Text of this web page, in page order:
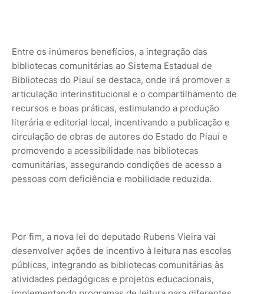
Entre os inúmeros benefícios, a integração das
bibliotecas comunitárias ao Sistema Estadual de
Bibliotecas do Piauí se destaca, onde irá promover a
articulação interinstitucional e o compartilhamento de
recursos e boas práticas, estimulando a produção
literária e editorial local, incentivando a publicação e
circulação de obras de autores do Estado do Piauí e
promovendo a acessibilidade nas bibliotecas
comunitárias, assegurando condições de acesso a
pessoas com deficiência e mobilidade reduzida.
Por fim, a nova lei do deputado Rubens Vieira vai
desenvolver ações de incentivo à leitura nas escolas
públicas, integrando as bibliotecas comunitárias às
atividades pedagógicas e projetos educacionais,